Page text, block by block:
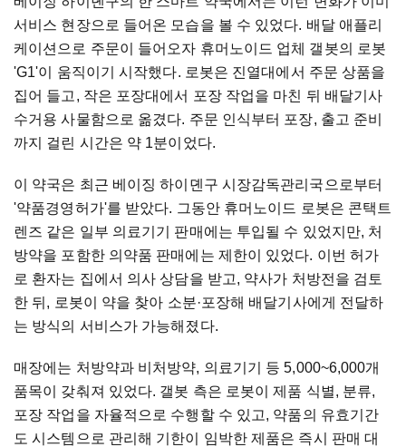
서비스 현장으로 들어온 모습을 볼 수 있었다. 배달 애플리
케이션으로 주문이 들어오자 휴머노이드 업체 갤봇의 로봇
'G1'이 움직이기 시작했다. 로봇은 진열대에서 주문 상품을
집어 들고, 작은 포장대에서 포장 작업을 마친 뒤 배달기사
수거용 사물함으로 옮겼다. 주문 인식부터 포장, 출고 준비
까지 걸린 시간은 약 1분이었다.
이 약국은 최근 베이징 하이뎬구 시장감독관리국으로부터
'약품경영허가'를 받았다. 그동안 휴머노이드 로봇은 콘택트
렌즈 같은 일부 의료기기 판매에는 투입될 수 있었지만, 처
방약을 포함한 의약품 판매에는 제한이 있었다. 이번 허가
로 환자는 집에서 의사 상담을 받고, 약사가 처방전을 검토
한 뒤, 로봇이 약을 찾아 소분·포장해 배달기사에게 전달하
는 방식의 서비스가 가능해졌다.
매장에는 처방약과 비처방약, 의료기기 등 5,000~6,000개
품목이 갖춰져 있었다. 갤봇 측은 로봇이 제품 식별, 분류,
포장 작업을 자율적으로 수행할 수 있고, 약품의 유효기간
도 시스템으로 관리해 기한이 임박한 제품은 즉시 판매 대